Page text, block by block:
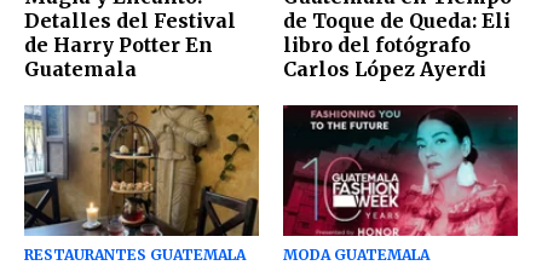
Detalles del Festival
de Harry Potter En
Guatemala
de Toque de Queda: Eli
libro del fotógrafo
Carlos López Ayerdi
RESTAURANTES GUATEMALA MODA GUATEMALA